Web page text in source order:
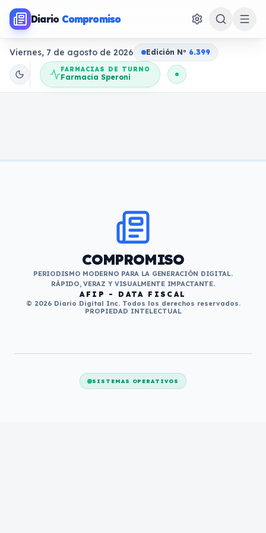
Diario Compromiso
Viernes, 7 de agosto de 2026 Edición No 6.399
FARMACIAS DE TURNO
Farmacia Speroni
COMPROMISO
PERIODISMO MODERNO PARA LA GENERACIÓN DIGITAL.
RÁPIDO, VERAZ Y VISUALMENTE IMPACTANTE.
AFIP - DATA FISCAL
© 2026 Diario Digital Inc. Todos los derechos reservados.
PROPIEDAD INTELECTUAL
SISTEMAS OPERATIVOS